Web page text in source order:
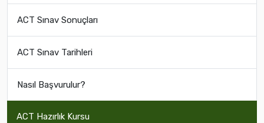
ACT Sınav Sonuçları
ACT Sınav Tarihleri
Nasıl Başvurulur?
ACT Hazırlık Kursu